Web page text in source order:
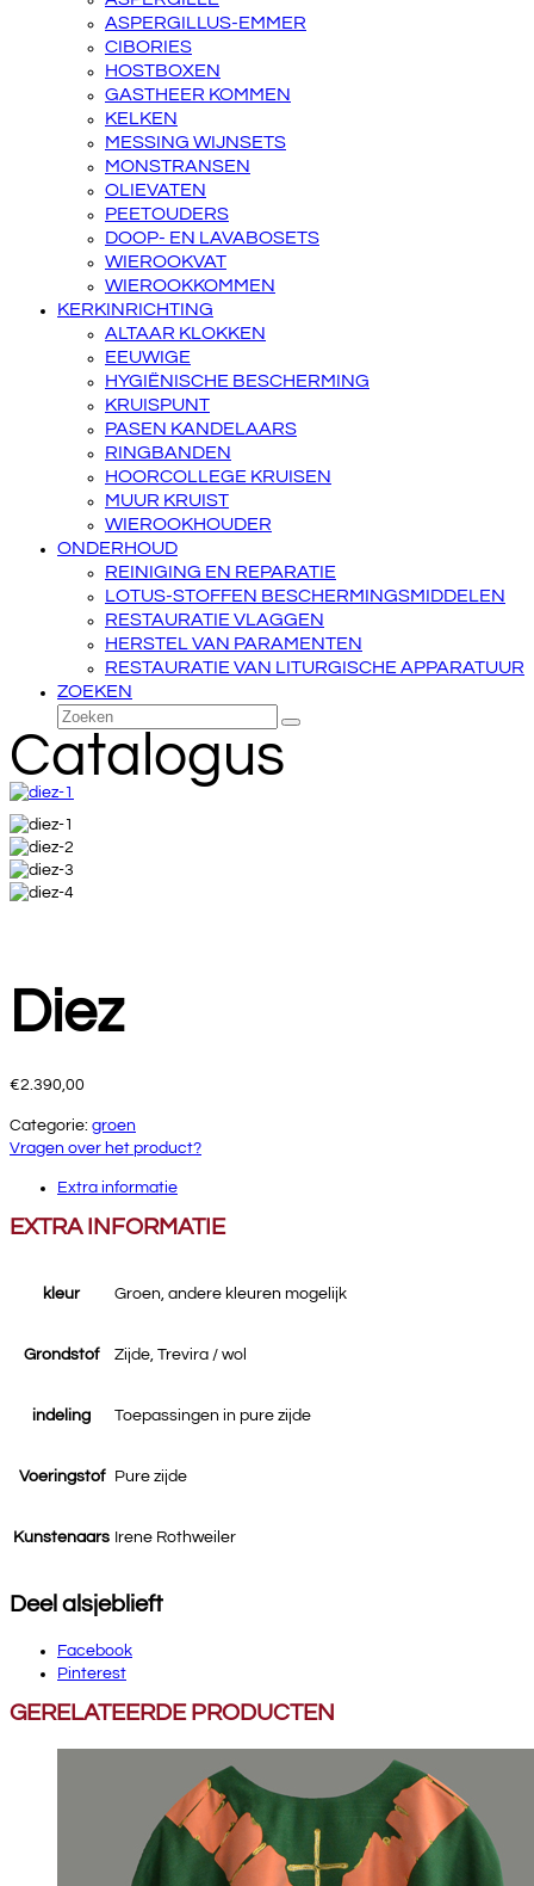
ASPERGILLUS-EMMER
CIBORIES
HOSTBOXEN
GASTHEER KOMMEN
KELKEN
MESSING WIJNSETS
MONSTRANSEN
OLIEVATEN
PEETOUDERS
DOOP- EN LAVABOSETS
WIEROOKVAT
WIEROOKKOMMEN
KERKINRICHTING
ALTAAR KLOKKEN
EEUWIGE
HYGIËNISCHE BESCHERMING
KRUISPUNT
PASEN KANDELAARS
RINGBANDEN
HOORCOLLEGE KRUISEN
MUUR KRUIST
WIEROOKHOUDER
ONDERHOUD
REINIGING EN REPARATIE
LOTUS-STOFFEN BESCHERMINGSMIDDELEN
RESTAURATIE VLAGGEN
HERSTEL VAN PARAMENTEN
RESTAURATIE VAN LITURGISCHE APPARATUUR
ZOEKEN
Zoeken
Verzenden
Catalogus
Diez
€2.390,00
Categorie: groen
Vragen over het product?
Extra informatie
EXTRA INFORMATIE
kleur Groen, andere kleuren mogelijk
Grondstof Zijde, Trevira / wol
indeling Toepassingen in pure zijde
Voeringstof Pure zijde
Kunstenaars Irene Rothweiler
Deel alsjeblieft
Facebook
Pinterest
GERELATEERDE PRODUCTEN